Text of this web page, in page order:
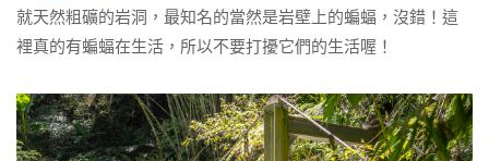
就天然粗礦的岩洞，最知名的當然是岩壁上的蝙蝠，沒錯！這
裡真的有蝙蝠在生活，所以不要打擾它們的生活喔！